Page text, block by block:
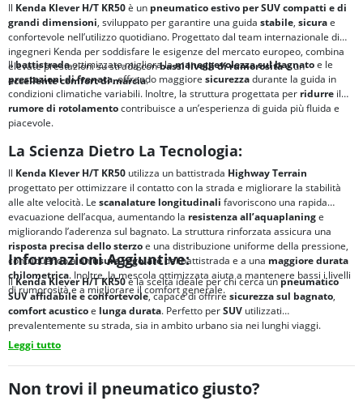
Il Kenda Klever H/T KR50è un pneumatico estivo per SUV compatti e di
grandi dimensioni, sviluppato per garantire una guida stabile, sicurae
confortevole nell’utilizzo quotidiano. Progettato dal team internazionale di
ingegneri Kenda per soddisfare le esigenze del mercato europeo, combina
elevate prestazioni su strada conbassi livelli di rumorositàe un
eccellentecomfort di marcia.
Ilbattistradaottimizzato migliora lamaneggevolezza sul bagnatoe le
prestazioni difrenata, offrendo maggiore sicurezzadurante la guida in
condizioni climatiche variabili. Inoltre, la struttura progettata per ridurre il
rumore di rotolamentocontribuisce a un’esperienza di guida più fluida e
piacevole.
La Scienza Dietro La Tecnologia:
Il Kenda Klever H/T KR50 utilizza un battistrada Highway Terrain
progettato per ottimizzare il contatto con la strada e migliorare la stabilità
alle alte velocità. Le scanalature longitudinali favoriscono una rapida
evacuazione dell’acqua, aumentando la resistenza all’aquaplaninge
migliorando l’aderenza sul bagnato. La struttura rinforzata assicura una
risposta precisa dello sterzoe una distribuzione uniforme della pressione,
contribuendo a un'usura regolaredel battistrada e a una maggioredurata
chilometrica. Inoltre, la mescola ottimizzata aiuta a mantenere bassi i livelli
di rumorosità e a migliorare il comfort generale.
Informazioni Aggiuntive:
IlKenda Klever H/T KR50è la scelta ideale per chi cerca unpneumatico
SUV affidabile e confortevole, capace di offrire sicurezza sul bagnato,
comfort acusticoe lunga durata. Perfetto perSUV utilizzati
prevalentemente su strada, sia in ambito urbano sia nei lunghi viaggi.
Leggi tutto
Non trovi il pneumatico giusto?